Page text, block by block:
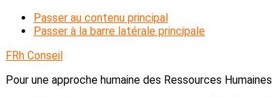
Passer au contenu principal
Passer à la barre latérale principale
FRh Conseil
Pour une approche humaine des Ressources Humaines